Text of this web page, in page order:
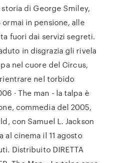
di George Smiley,
in pensione, alle
fuori dai servizi segreti.
in disgrazia gli rivela
nel cuore del Circus,
nel torbido
· The man - la talpa è
commedia del 2005,
con Samuel L. Jackson
al cinema il 11 agosto
Distribuito DIRETTA